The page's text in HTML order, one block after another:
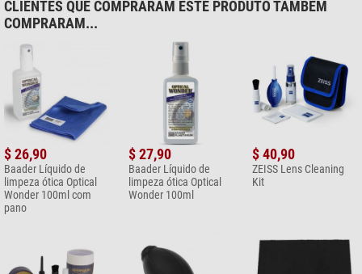
CLIENTES QUE COMPRARAM ESTE PRODUTO TAMBÉM
COMPRARAM...
$ 26,90
Baader Líquido de
limpeza ótica Optical
Wonder 100ml com
pano
$ 27,90
Baader Líquido de
limpeza ótica Optical
Wonder 100ml
$ 40,90
ZEISS Lens Cleaning
Kit